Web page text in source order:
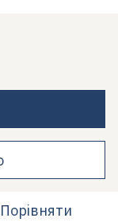
Порівняти